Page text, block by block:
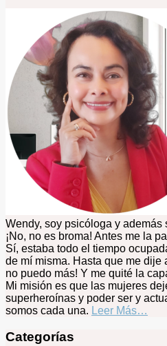
Wendy, soy psicóloga y además
¡No, no es broma! Antes me la
Sí, estaba todo el tiempo
de mí misma. Hasta que me dije
no puedo más! Y me quité la
Mi misión es que las mujeres
superheroínas y poder ser y
somos cada una. Leer Más…
Categorías